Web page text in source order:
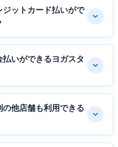
ットカード払いがで
いができるヨガスタ
他店舗も利用できる